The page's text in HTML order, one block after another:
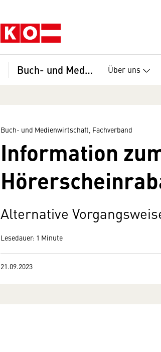
Buch- und Medienwirtschaft, Fachverband Über uns
Buch- und Medienwirtschaft, Fachverband
Information
Alternative
Lesedauer: 1 Minute
21.09.2023